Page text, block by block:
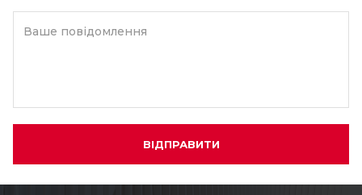
Ваше повідомлення
ВІДПРАВИТИ